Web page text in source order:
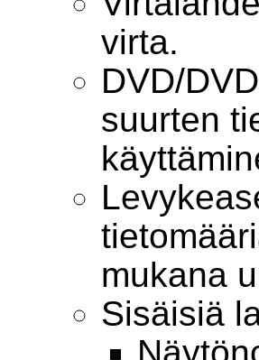
virta.
DVD/
suurten
mukana
Sisäisiä